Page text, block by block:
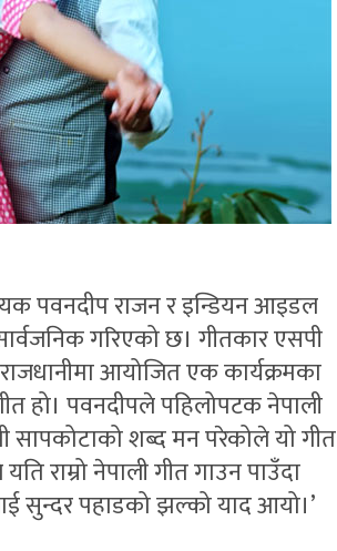
पवनदीप राजन र इन्डियन आइडल
गरिएको छ। गीतकार एसपी
आयोजित एक कार्यक्रमका
हो। पवनदीपले पहिलोपटक नेपाली
सापकोटाको शब्द मन परेकोले यो गीत
राम्रो नेपाली गीत गाउन पाउँदा
सुन्दर पहाडको झल्को याद आयो।’